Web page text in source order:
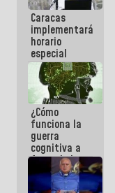
en el
Aeropuerto
Internacional
de
Maiquetía
Caracas
implementará
horario
especial
para
adaptarse
al plan de
ahorro
energético
¿Cómo
funciona la
guerra
cognitiva a
favor de la
narrativa
hegemónica?